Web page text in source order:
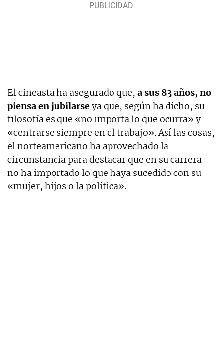
El cineasta ha asegurado que, a sus 83 años, no
piensa en jubilarseya que, según ha dicho, su
filosofía es que «no importa lo que ocurra» y
«centrarse siempre en el trabajo». Así las cosas,
el norteamericano ha aprovechado la
circunstancia para destacar que en su carrera
no ha importado lo que haya sucedido con su
«mujer, hijos o la política».